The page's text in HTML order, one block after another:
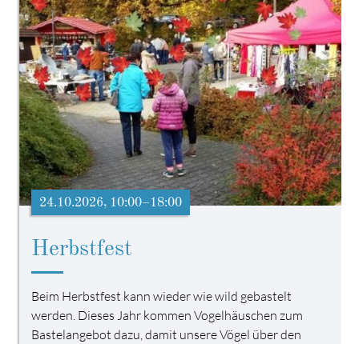
Herbstfest
24.10.2026, 10:00–18:00
Beim Herbstfest kann wieder wie wild gebastelt
werden. Dieses Jahr kommen Vogelhäuschen zum
Bastelangebot dazu, damit unsere Vögel über den